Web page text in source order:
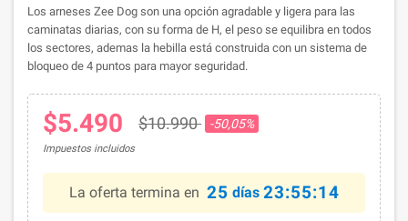
Los arneses Zee Dog son una opción agradable y ligera para las
caminatas diarias, con su forma de H, el peso se equilibra en todos
los sectores, ademas la hebilla está construida con un sistema de
bloqueo de 4 puntos para mayor seguridad.
$5.490 $10.990 -50,05%
Impuestos incluidos
La oferta termina en 25 días 23:55:14